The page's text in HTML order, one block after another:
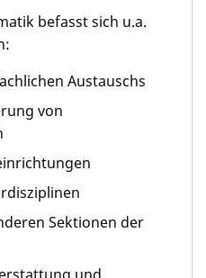
befasst sich u.a.
Austauschs
von
Sektionen der